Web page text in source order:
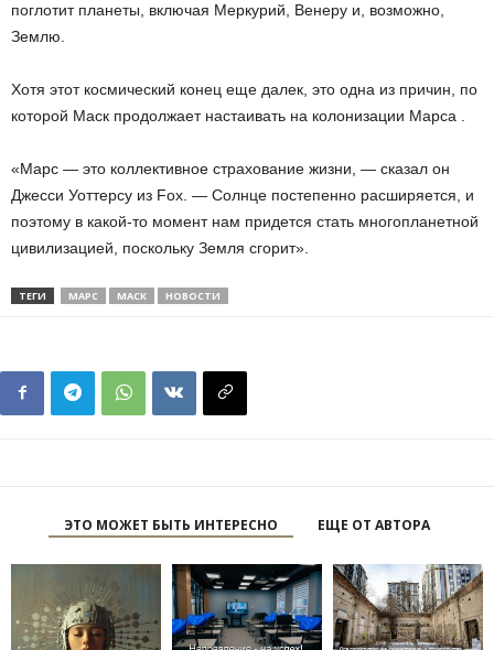
поглотит планеты, включая Меркурий, Венеру и, возможно,
Землю.
Хотя этот космический конец еще далек, это одна из причин, по
которой Маск продолжает настаивать на колонизации Марса .
«Марс — это коллективное страхование жизни, — сказал он
Джесси Уоттерсу из Fox. — Солнце постепенно расширяется, и
поэтому в какой-то момент нам придется стать многопланетной
цивилизацией, поскольку Земля сгорит».
ТЕГИ МАРС МАСК НОВОСТИ
ЭТО МОЖЕТ БЫТЬ ИНТЕРЕСНО ЕЩЕ ОТ АВТОРА